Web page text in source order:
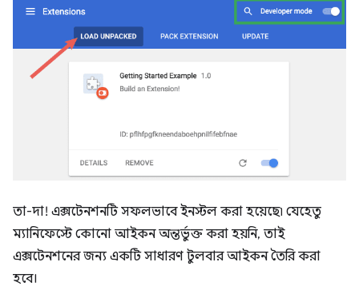
তা-দা! এক্সটেনশনটি সফলভাবে ইনস্টল করা হয়েছে৷ যেহেতু
ম্যানিফেস্টে কোনো আইকন অন্তর্ভুক্ত করা হয়নি, তাই
এক্সটেনশনের জন্য একটি সাধারণ টুলবার আইকন তৈরি করা
হবে।